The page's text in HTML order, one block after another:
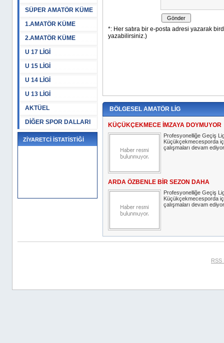
SÜPER AMATÖR KÜME
1.AMATÖR KÜME
2.AMATÖR KÜME
U 17 LİGİ
U 15 LİGİ
U 14 LİGİ
U 13 LİGİ
AKTÜEL
DİĞER SPOR DALLARI
ZİYARETCİ İSTATİSTİĞİ
BÖLGESEL AMATÖR LİG
KÜÇÜKÇEKMECE İMZAYA DOYMUYOR
Profesyonelliğe Geçiş
Küçükçekmecesporda
çalışmaları devam
ARDA ÖZBENLE BİR SEZON DAHA
Profesyonelliğe Geçiş
Küçükçekmecesporda
çalışmaları devam
RSS